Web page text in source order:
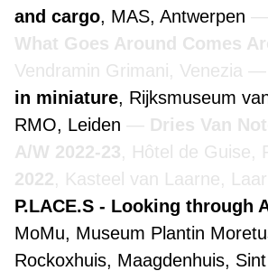
and cargo, MAS, Antwerpen
What Goes Around Comes
Vendramin Grimani, Venezia
in miniature, Rijksmuseum
RMO, Leiden
Dries Van
A/W 2022-23, Hôtel de Guise,
2022, Kasteel van Laarne,
P.LACE.S - Looking through
MoMu, Museum Plantin
Rockoxhuis, Maagdenhuis,